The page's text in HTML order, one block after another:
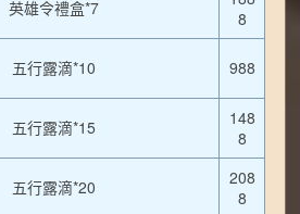
英雄令禮盒*7
8
五行露滴*10 988
五行露滴*15
148
8
五行露滴*20
208
8